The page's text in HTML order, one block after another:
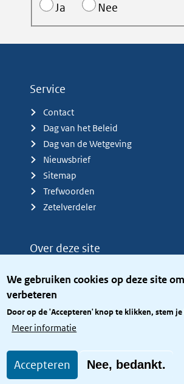
We gebruiken cookies op deze site
verbeteren
Door op de 'Accepteren' knop te klikken, stem
Meer informatie
Accepteren Nee, bedankt.
Ja
Nee
Service
Contact
Dag van het Beleid
Dag van de Wetgeving
Nieuwsbrief
Sitemap
Trefwoorden
Zetelverdeler
Over deze site
Privacy
Toegang site openbaar
Toegankelijkheid